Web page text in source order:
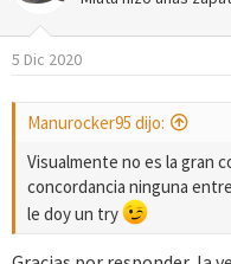
o
n
:
5 Dic 2020
Manurocker95 dijo:
Visualmente no es la gran
concordancia ninguna
le doy un try